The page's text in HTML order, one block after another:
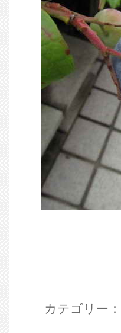
カテゴリー：